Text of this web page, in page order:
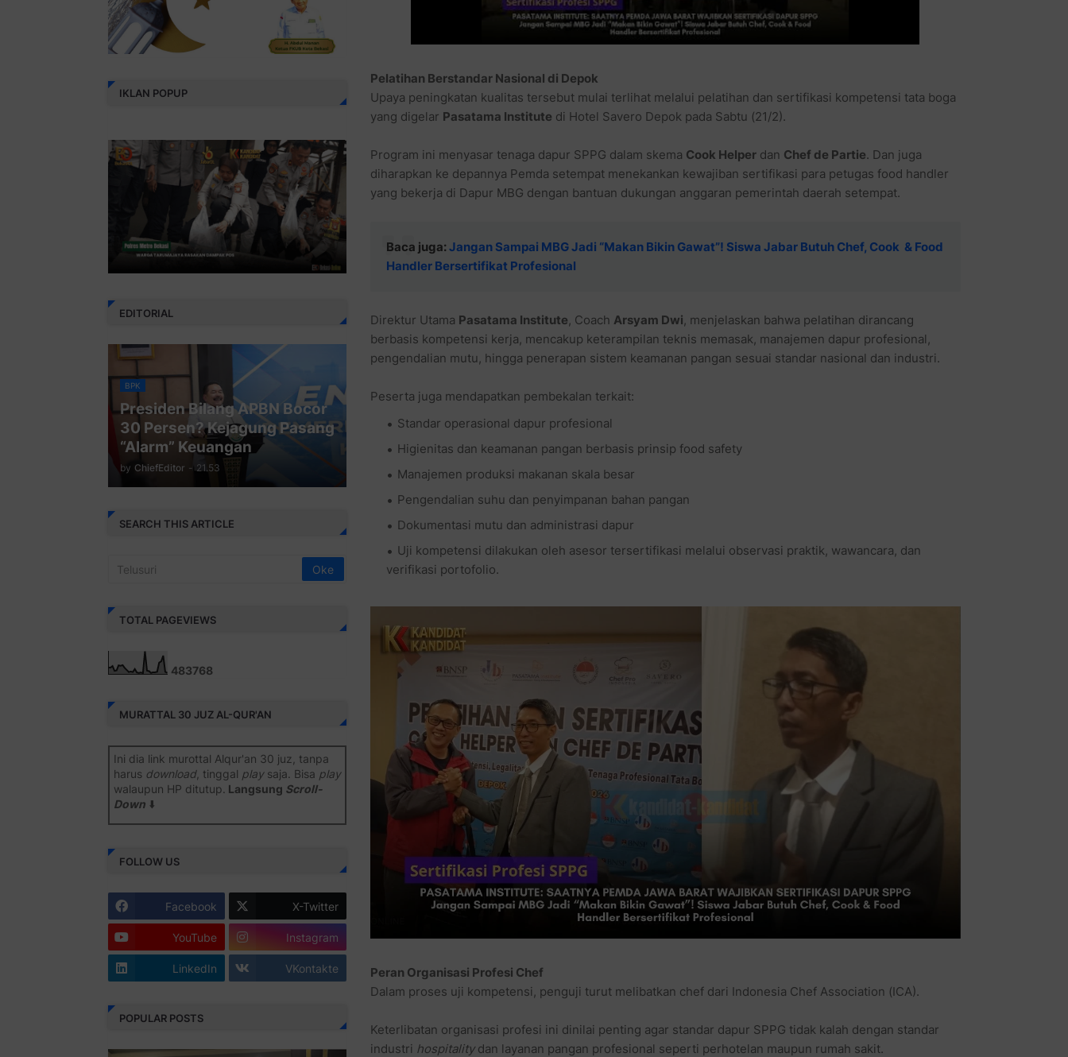
Pelatihan Berstandar Nasional di Depok
Upaya peningkatan kualitas tersebut mulai terlihat melalui pelatihan dan sertifikasi kompetensi tata boga
yang digelar Pasatama Institute di Hotel Savero Depok pada Sabtu (21/2).
Program ini menyasar tenaga dapur SPPG dalam skema Cook Helperdan Chef de Partie. Dan juga
diharapkan ke depannya Pemda setempat menekankan kewajiban sertifikasi para petugas food handler
yang bekerja di Dapur MBG dengan bantuan dukungan anggaran pemerintah daerah setempat.
Baca juga: Jangan Sampai MBG Jadi “Makan Bikin Gawat”! Siswa Jabar Butuh Chef, Cook & Food
Handler Bersertifikat Profesional
Direktur Utama Pasatama Institute , Coach Arsyam Dwi , menjelaskan bahwa pelatihan dirancang
berbasis kompetensi kerja, mencakup keterampilan teknis memasak, manajemen dapur profesional,
pengendalian mutu, hingga penerapan sistem keamanan pangan sesuai standar nasional dan industri.
Peserta juga mendapatkan pembekalan terkait:
Standar operasional dapur profesional
Higienitas dan keamanan pangan berbasis prinsip food safety
Manajemen produksi makanan skala besar
Pengendalian suhu dan penyimpanan bahan pangan
Dokumentasi mutu dan administrasi dapur
Uji kompetensi dilakukan oleh asesor tersertifikasi melalui observasi praktik, wawancara, dan
verifikasi portofolio.
Peran Organisasi Profesi Chef
Dalam proses uji kompetensi, penguji turut melibatkan chef dari Indonesia Chef Association (ICA).
Keterlibatan organisasi profesi ini dinilai penting agar standar dapur SPPG tidak kalah dengan standar
industri hospitalitydan layanan pangan profesional seperti perhotelan maupun rumah sakit.
IKLAN POPUP
EDITORIAL
BPK
Presiden Bilang APBN Bocor
30 Persen? Kejagung Pasang
“Alarm” Keuangan
by ChiefEditor - 21.53
SEARCH THIS ARTICLE
TOTAL PAGEVIEWS
483768
MURATTAL 30 JUZ AL-QUR'AN
Ini dia link murottal Alqur'an 30 juz, tanpa
harus download, tinggal playsaja. Bisa play
walaupun HP ditutup. Langsung Scroll-
Down⬇️
Juz 1 ⇨http://j.mp/2b8SiNO
Juz 2 ⇨http://j.mp/2b8RJmQ
Juz 3 ⇨http://j.mp/2bFSrtF
Juz 4 ⇨http://j.mp/2b8SXi3
Juz 5 ⇨http://j.mp/2b8RZm3
Juz 6 ⇨http://j.mp/28MBohs
Juz 7 ⇨http://j.mp/2bFRIZC
FOLLOW US
Facebook X-Twitter
YouTube Instagram
LinkedIn VKontakte
POPULAR POSTS